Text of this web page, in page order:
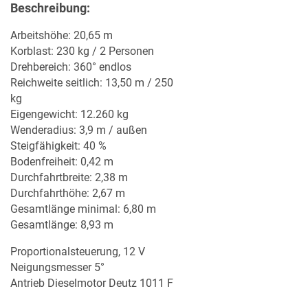
Beschreibung:
Arbeitshöhe: 20,65 m
Korblast: 230 kg / 2 Personen
Drehbereich: 360° endlos
Reichweite seitlich: 13,50 m / 250
kg
Eigengewicht: 12.260 kg
Wenderadius: 3,9 m / außen
Steigfähigkeit: 40 %
Bodenfreiheit: 0,42 m
Durchfahrtbreite: 2,38 m
Durchfahrthöhe: 2,67 m
Gesamtlänge minimal: 6,80 m
Gesamtlänge: 8,93 m
Proportionalsteuerung, 12 V
Neigungsmesser 5°
Antrieb Dieselmotor Deutz 1011 F